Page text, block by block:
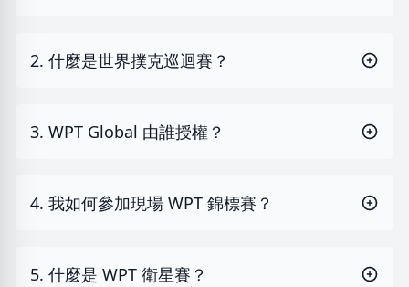
2. 什麼是世界撲克巡迴賽？
3. WPT Global 由誰授權？
4. 我如何參加現場 WPT 錦標賽？
5. 什麼是 WPT 衛星賽？